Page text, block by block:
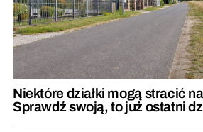
Niektóre działki mogą stracić
Sprawdź swoją, to już ostatni